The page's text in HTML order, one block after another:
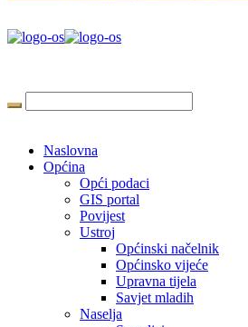
Naslovna
Općina
Opći podaci
GIS portal
Povijest
Ustroj
Općinski načelnik
Općinsko vijeće
Upravna tijela
Savjet mladih
Naselja